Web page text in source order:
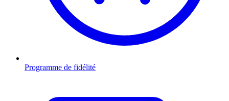
Programme de fidélité